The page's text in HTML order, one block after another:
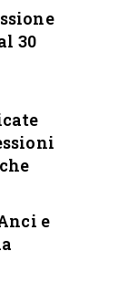
30
e